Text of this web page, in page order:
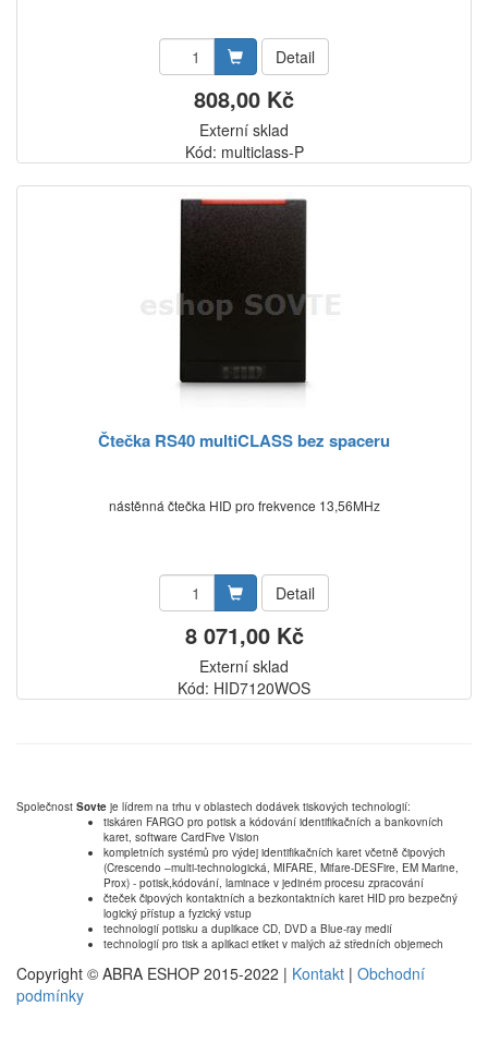
Detail
808,00 Kč
Externí sklad
Kód: multiclass-P
Čtečka RS40 multiCLASS bez spaceru
nástěnná čtečka HID pro frekvence 13,56MHz
Detail
8 071,00 Kč
Externí sklad
Kód: HID7120WOS
Společnost Sovte je lídrem na trhu v oblastech dodávek tiskových technologií:
tiskáren FARGO pro potisk a kódování identifikačních a bankovních
karet, software CardFive Vision
kompletních systémů pro výdej identifikačních karet včetně čipových
(Crescendo –multi-technologická, MIFARE, Mifare-DESFire, EM Marine,
Prox) - potisk,kódování, laminace v jediném procesu zpracování
čteček čipových kontaktních a bezkontaktních karet HID pro bezpečný
logický přístup a fyzický vstup
technologií potisku a duplikace CD, DVD a Blue-ray medií
technologií pro tisk a aplikaci etiket v malých až středních objemech
Copyright © ABRA ESHOP 2015-2022 | Kontakt | Obchodní
podmínky